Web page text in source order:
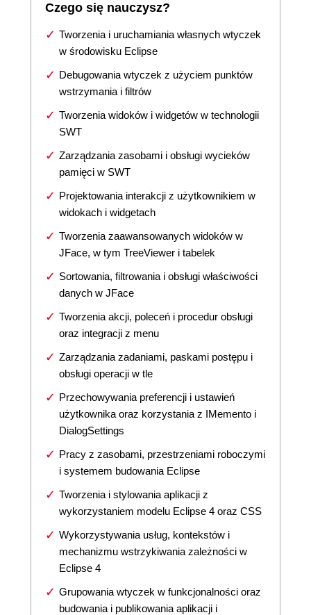
Czego się nauczysz?
Tworzenia i uruchamiania własnych wtyczek
w środowisku Eclipse
Debugowania wtyczek z użyciem punktów
wstrzymania i filtrów
Tworzenia widoków i widgetów w technologii
SWT
Zarządzania zasobami i obsługi wycieków
pamięci w SWT
Projektowania interakcji z użytkownikiem w
widokach i widgetach
Tworzenia zaawansowanych widoków w
JFace, w tym TreeViewer i tabelek
Sortowania, filtrowania i obsługi właściwości
danych w JFace
Tworzenia akcji, poleceń i procedur obsługi
oraz integracji z menu
Zarządzania zadaniami, paskami postępu i
obsługi operacji w tle
Przechowywania preferencji i ustawień
użytkownika oraz korzystania z IMemento i
DialogSettings
Pracy z zasobami, przestrzeniami roboczymi
i systemem budowania Eclipse
Tworzenia i stylowania aplikacji z
wykorzystaniem modelu Eclipse 4 oraz CSS
Wykorzystywania usług, kontekstów i
mechanizmu wstrzykiwania zależności w
Eclipse 4
Grupowania wtyczek w funkcjonalności oraz
budowania i publikowania aplikacji i